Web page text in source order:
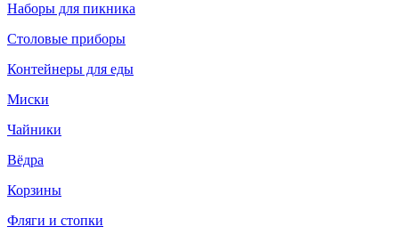
Наборы для пикника
Столовые приборы
Контейнеры для еды
Миски
Чайники
Вёдра
Корзины
Фляги и стопки